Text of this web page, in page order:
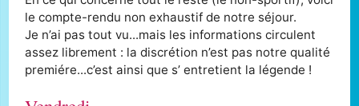
le compte-rendu non exhaustif de notre séjour.
Je n’ai pas tout vu...mais les informations circulent
assez librement : la discrétion n’est pas notre qualité
premiére...c’est ainsi que s’ entretient la légende !